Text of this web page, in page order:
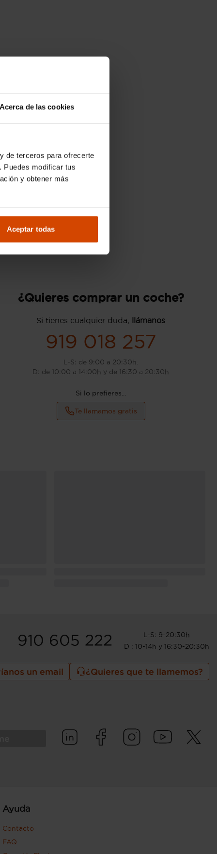
Acerca de las cookies
de terceros para ofrecerte
Puedes modificar tus
y obtener más
Aceptar todas
¿Quieres comprar un coche?
Si tienes cualquier duda, llámanos
919 018 257
L-S: de 9:00 a 20:30h.
D: de 10:00 a 14:00h y de 16:30 a 20:30h
Si lo prefieres...
Te llamamos gratis
910 605 222
L-S: 9-20:30h
D : 10-14h y 16:30-20:30h
un email ¿Quieres que te llamemos?
Ayuda
Contacto
FAQ